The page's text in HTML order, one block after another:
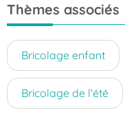
Thèmes associés
Bricolage enfant
Bricolage de l'été